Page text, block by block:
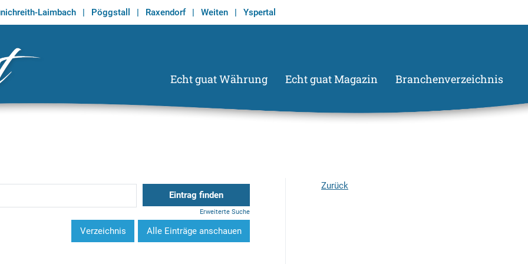
Laimbach | Pöggstall | Raxendorf | Weiten | Yspertal
Wirtschaftsregion Tor zum WaldviertelEcht guat Währung Echt guat Magazin Branchenverzeichnis
Erweiterte Suche
Zurück